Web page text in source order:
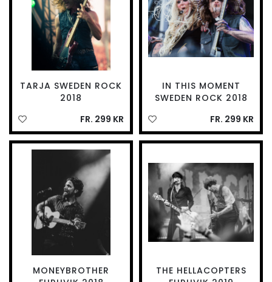
TARJA SWEDEN ROCK
2018
FR. 299 KR
IN THIS MOMENT
SWEDEN ROCK 2018
FR. 299 KR
MONEYBROTHER
THE HELLACOPTERS